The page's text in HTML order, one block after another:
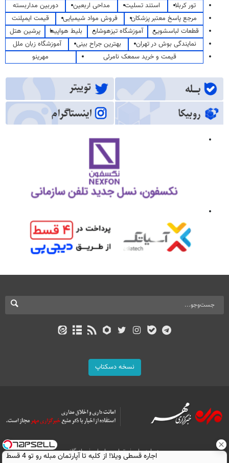
تور کربلا
استند تسلیت مداحی اربعین
دوربین مداربسته
مرجع پاسخ معتبر پزشکان
فروش مواد شیمیایی
قیمت ایمپلنت
قطعات لباسشویی
آموزشگاه تیزهوشان بلیط هواپیما
پرشین هتل
نمایندگی بوش در تهران
بهترین جراح بینی
آموزشگاه زبان ملل
قیمت و خرید سمعک نامرئی
مهرینو
نسخه دسکتاپ
درباره ما تماس با ما
بازرگانی
اجاره‌ قسطی ویلا! از کلبه تا آپارتمان مبله رو تو 4 قسط